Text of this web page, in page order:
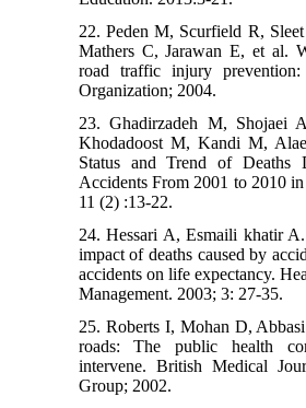
22. Peden M, Scurfield R,
Mathers C, Jarawan E, et al.
road traffic injury
Organization; 2004.
23. Ghadirzadeh M, Shojaei
Khodadoost M, Kandi M,
Status and Trend of Deaths
Accidents From 2001 to 2010
11 (2) :13-22.
24. Hessari A, Esmaili khatir
impact of deaths caused by
accidents on life expectancy.
Management. 2003; 3: 27-35.
25. Roberts I, Mohan D,
roads: The public health
intervene. British Medical
Group; 2002.